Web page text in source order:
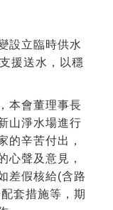
設立臨時供水
援送水，以穩
本會董理事長
山淨水場進行
的辛苦付出，
心聲及意見，
差假核給(含路
套措施等，期